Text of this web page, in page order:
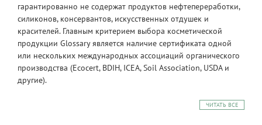
гарантированно не содержат продуктов нефтепереработки,
силиконов, консервантов, искусственных отдушек и
красителей. Главным критерием выбора косметической
продукции Glossary является наличие сертификата одной
или нескольких международных ассоциаций органического
производства (Ecocert, BDIH, ICEA, Soil Association, USDA и
другие).
ЧИТАТЬ ВСЕ